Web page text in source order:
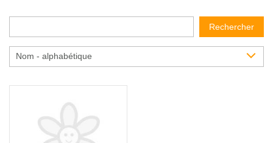
Glossaire
Emplois
Rechercher
Nom - alphabétique